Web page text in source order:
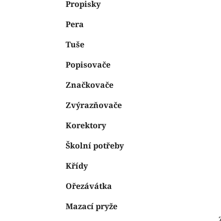
Propisky
Pera
Tuše
Popisovače
Značkovače
Zvýrazňovače
Korektory
Školní potřeby
Křídy
Ořezávátka
Mazací pryže